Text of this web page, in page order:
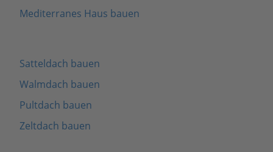
Mediterranes Haus bauen
Satteldach bauen
Walmdach bauen
Pultdach bauen
Zeltdach bauen